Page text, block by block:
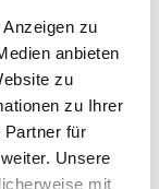
zu
anbieten
zu
zu Ihrer
Partner für
Unsere
mit